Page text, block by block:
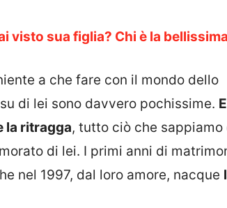
visto sua figlia? Chi è la
a che fare con il mondo dello
di lei sono davvero pochissime.
la ritragga, tutto ciò che sappiamo
di lei. I primi anni di
nel 1997, dal loro amore, nacque